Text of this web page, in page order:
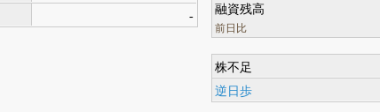
- 融資残高
前日比
株不足
逆日歩